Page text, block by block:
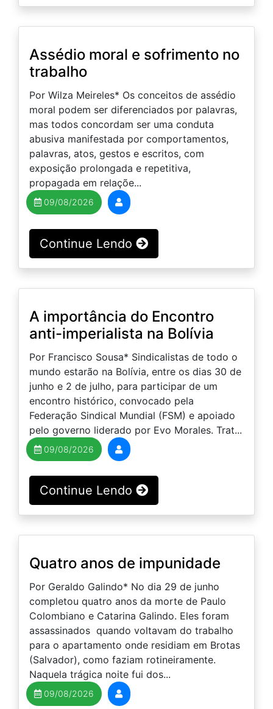
Assédio moral e sofrimento no
trabalho
Por Wilza Meireles* Os conceitos de assédio
moral podem ser diferenciados por palavras,
mas todos concordam ser uma conduta
abusiva manifestada por comportamentos,
palavras, atos, gestos e escritos, com
exposição prolongada e repetitiva,
propagada em relaçõe...
09/08/2026
Continue Lendo
A importância do Encontro
anti-imperialista na Bolívia
Por Francisco Sousa* Sindicalistas de todo o
mundo estarão na Bolívia, entre os dias 30 de
junho e 2 de julho, para participar de um
encontro histórico, convocado pela
Federação Sindical Mundial (FSM) e apoiado
pelo governo liderado por Evo Morales. Trat...
09/08/2026
Continue Lendo
Quatro anos de impunidade
Por Geraldo Galindo* No dia 29 de junho
completou quatro anos da morte de Paulo
Colombiano e Catarina Galindo. Eles foram
assassinados quando voltavam do trabalho
para o apartamento onde residiam em Brotas
(Salvador), como faziam rotineiramente.
Naquela trágica noite fui dos...
09/08/2026